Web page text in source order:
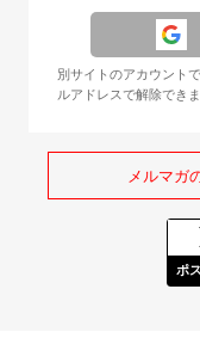
別サイトのアカウント
ルアドレスで解除でき
メルマガ
ポ